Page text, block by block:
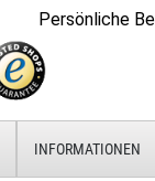
Persönliche
INFORMATIONEN